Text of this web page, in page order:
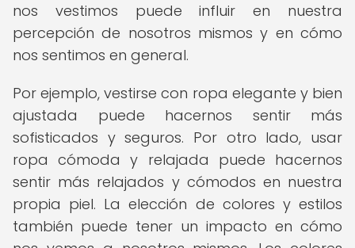
nos vestimos puede influir en nuestra
percepción de nosotros mismos y en cómo
nos sentimos en general.
Por ejemplo, vestirse con ropa elegante y bien
ajustada puede hacernos sentir más
sofisticados y seguros. Por otro lado, usar
ropa cómoda y relajada puede hacernos
sentir más relajados y cómodos en nuestra
propia piel. La elección de colores y estilos
también puede tener un impacto en cómo